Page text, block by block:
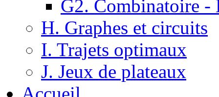
G2. Combinatoire -
H. Graphes et circuits
I. Trajets optimaux
J. Jeux de plateaux